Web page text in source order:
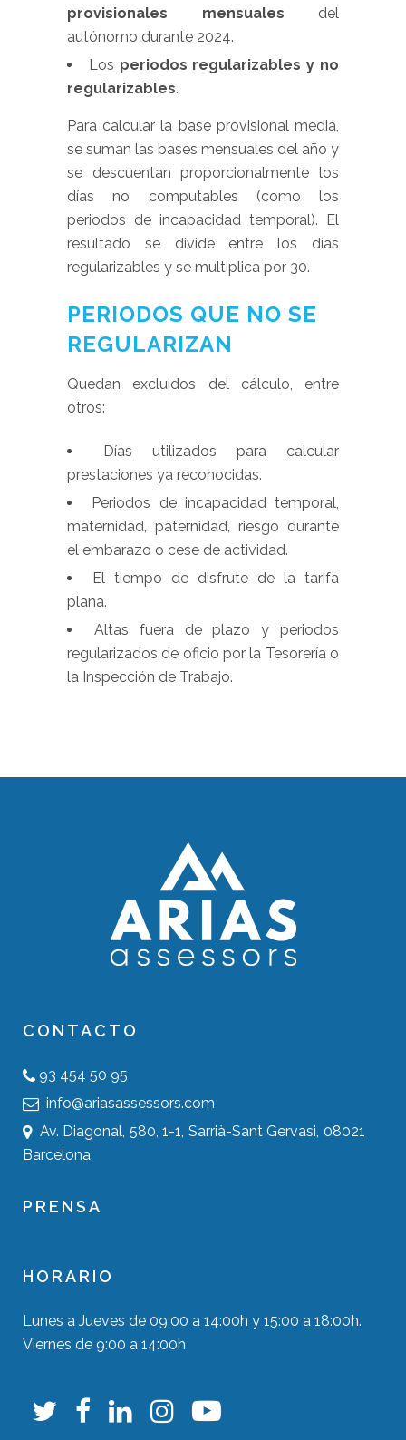
provisionales mensuales del
autónomo durante 2024.
Los periodos regularizables y no
regularizables.
Para calcular la base provisional media,
se suman las bases mensuales del año y
se descuentan proporcionalmente los
días no computables (como los
periodos de incapacidad temporal). El
resultado se divide entre los días
regularizables y se multiplica por 30.
PERIODOS QUE NO SE
REGULARIZAN
Quedan excluidos del cálculo, entre
otros:
Días utilizados para calcular
prestaciones ya reconocidas.
Periodos de incapacidad temporal,
maternidad, paternidad, riesgo durante
el embarazo o cese de actividad.
El tiempo de disfrute de la tarifa
plana.
Altas fuera de plazo y periodos
regularizados de oficio por la Tesorería o
la Inspección de Trabajo.
CONTACTO
93 454 50 95
info@ariasassessors.com
Av. Diagonal, 580, 1-1, Sarrià-Sant Gervasi, 08021
Barcelona
PRENSA
HORARIO
Lunes a Jueves de 09:00 a 14:00h y 15:00 a 18:00h.
Viernes de 9:00 a 14:00h